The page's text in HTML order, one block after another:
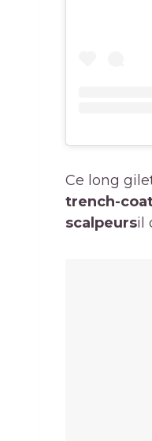
Ce long
trench-
scalpeursil